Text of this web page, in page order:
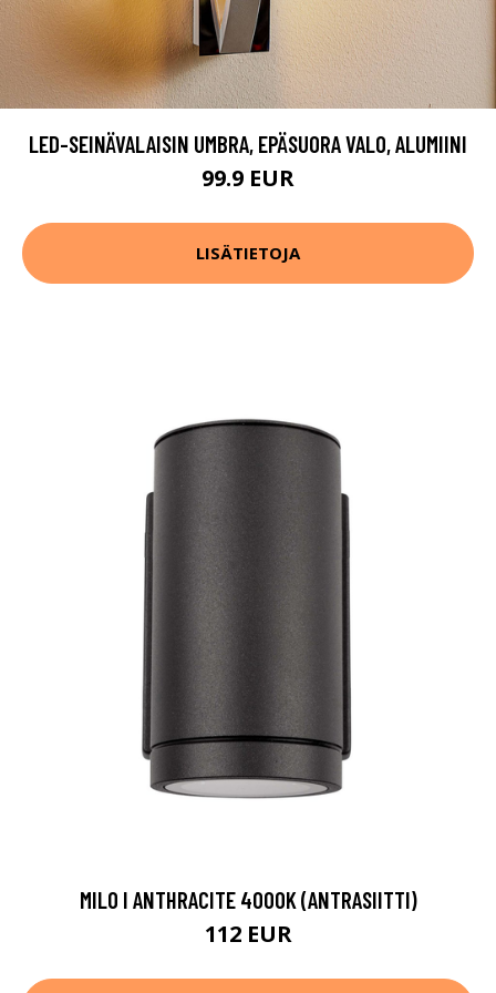
LED-SEINÄVALAISIN UMBRA, EPÄSUORA VALO, ALUMIINI
99.9 EUR
LISÄTIETOJA
MILO I ANTHRACITE 4000K (ANTRASIITTI)
112 EUR